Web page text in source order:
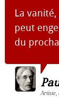
La
peut
du
Artiste,